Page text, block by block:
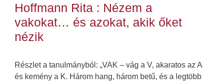
Hoffmann Rita : Nézem a
vakokat… és azokat, akik őket
nézik
Részlet a tanulmányból: „VAK – vág a V, akaratos az A
és kemény a K. Három hang, három betű, és a legtöbb